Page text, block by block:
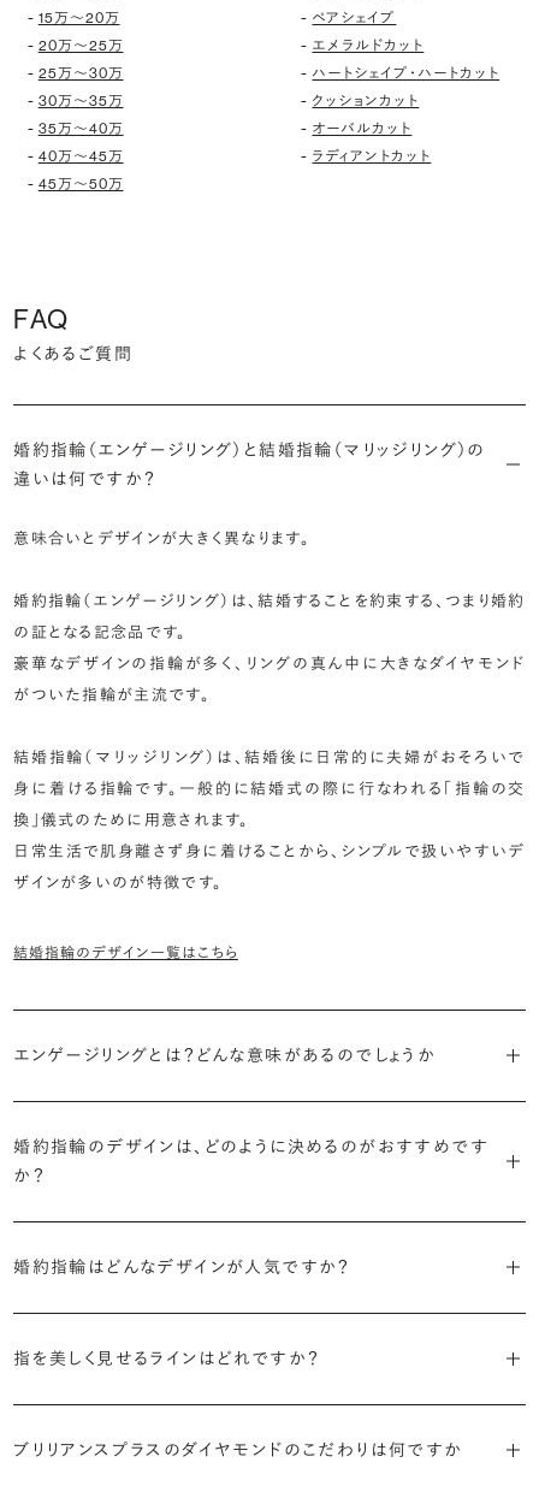
- 15万〜20万
- 20万〜25万
- 25万〜30万
- 30万〜35万
- 35万〜40万
- 40万〜45万
- 45万〜50万
- ペアシェイプ
- エメラルドカット
- ハートシェイプ・ハートカット
- クッションカット
- オーバルカット
- ラディアントカット
FAQ
よくあるご質問
婚約指輪（エンゲージリング）と結婚指輪（マリッジリング）の
違いは何ですか？
意味合いとデザインが大きく異なります。
婚約指輪（エンゲージリング）は、結婚することを約束する、つまり婚約
の証となる記念品です。
豪華なデザインの指輪が多く、リングの真ん中に大きなダイヤモンド
がついた指輪が主流です。
結婚指輪（マリッジリング）は、結婚後に日常的に夫婦がおそろいで
身に着ける指輪です。一般的に結婚式の際に行なわれる「指輪の交
換」儀式のために用意されます。
日常生活で肌身離さず身に着けることから、シンプルで扱いやすいデ
ザインが多いのが特徴です。
結婚指輪のデザイン一覧はこちら
エンゲージリングとは？どんな意味があるのでしょうか
リング」は婚約指輪の別名です。
婚約指輪のデザインは、どのように決めるのがおすすめです
か？
す。
流行に左右されないデザインであること、そして年齢を重ねた手にも
・着用シーンを想像して選ぶ
婚約指輪はどんなデザインが人気ですか？
リリアンスプラスでも不動の人気を誇ります。
指を美しく見せるラインはどれですか？
見えやすいと言われています。
ブリリアンスプラスのダイヤモンドのこだわりは何ですか